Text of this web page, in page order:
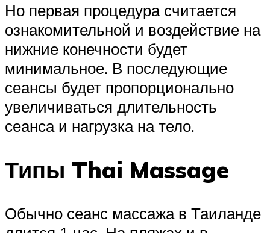
Но первая процедура считается
ознакомительной и воздействие на
нижние конечности будет
минимальное. В последующие
сеансы будет пропорционально
увеличиваться длительность
сеанса и нагрузка на тело.
Типы Thai Massage
Обычно сеанс массажа в Таиланде